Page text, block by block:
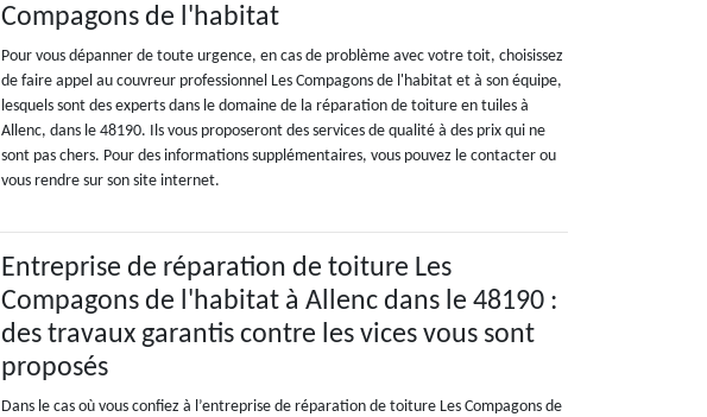
Compagons de l'habitat
Pour vous dépanner de toute urgence, en cas de problème avec votre toit, choisissez
de faire appel au couvreur professionnel Les Compagons de l'habitat et à son équipe,
lesquels sont des experts dans le domaine de la réparation de toiture en tuiles à
Allenc, dans le 48190. Ils vous proposeront des services de qualité à des prix qui ne
sont pas chers. Pour des informations supplémentaires, vous pouvez le contacter ou
vous rendre sur son site internet.
Entreprise de réparation de toiture Les
Compagons de l'habitat à Allenc dans le 48190 :
des travaux garantis contre les vices vous sont
proposés
Dans le cas où vous confiez à l’entreprise de réparation de toiture Les Compagons de